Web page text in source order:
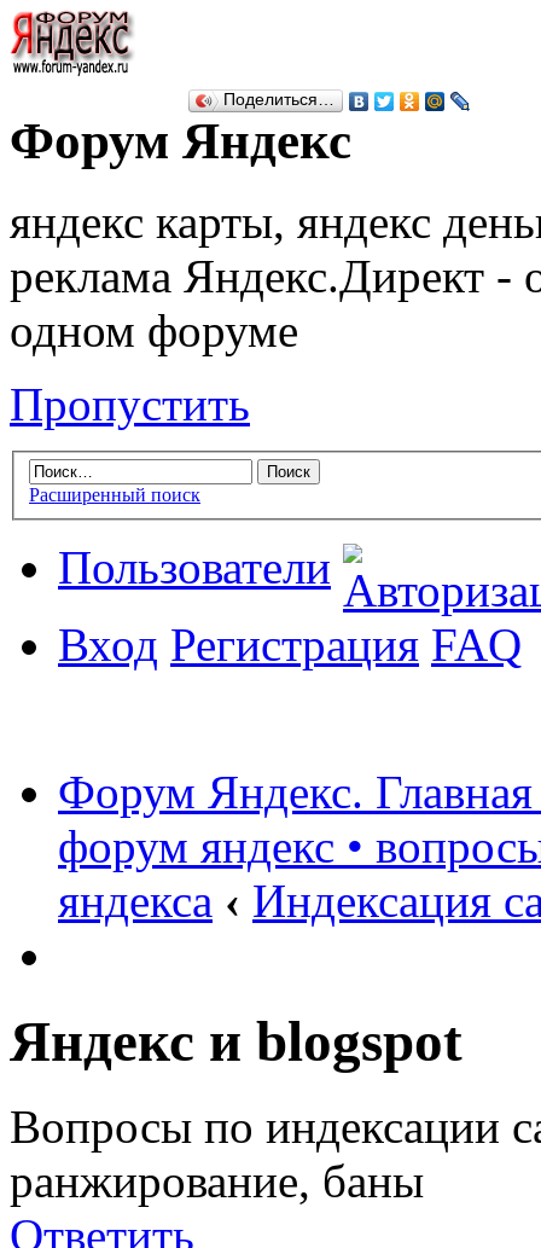
Форум Яндекс
яндекс карты, яндекс
реклама Яндекс.Директ -
одном форуме
Пропустить
Расширенный поиск
Пользователи
Вход Регистрация FAQ
Форум Яндекс.
форум яндекс •
яндекса ‹ Индексация
Поделиться…
Яндекс и blogspot
Вопросы по индексации
ранжирование, баны
Ответить